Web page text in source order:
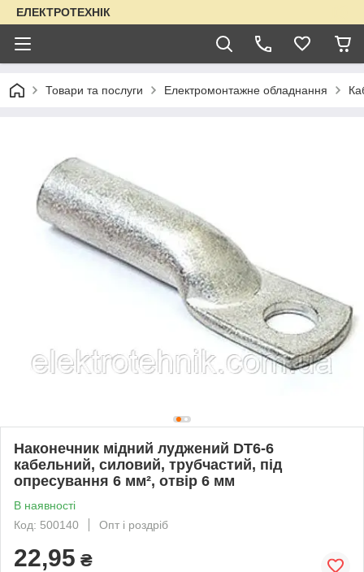
ЕЛЕКТРОТЕХНІК
Товари та послуги Електромонтажне обладнання
Наконечник мідний луджений DT6-6
кабельний, силовий, трубчастий, під
опресування 6 мм², отвір 6 мм
В наявності
Код: 500140
Опт і роздріб
22,95 ₴